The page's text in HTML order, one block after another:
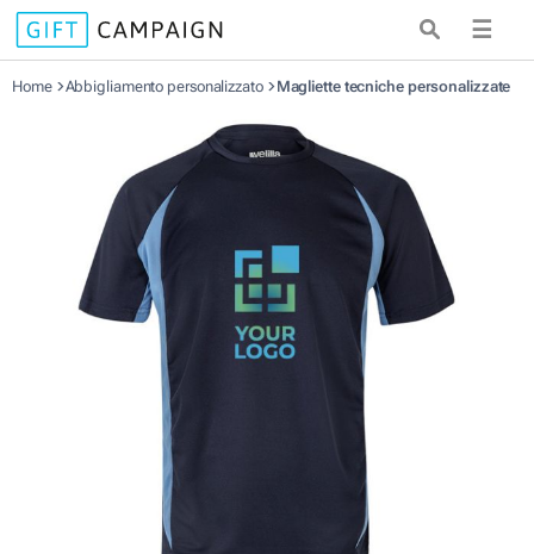
☰
Home Abbigliamento personalizzato Magliette tecniche personalizzate